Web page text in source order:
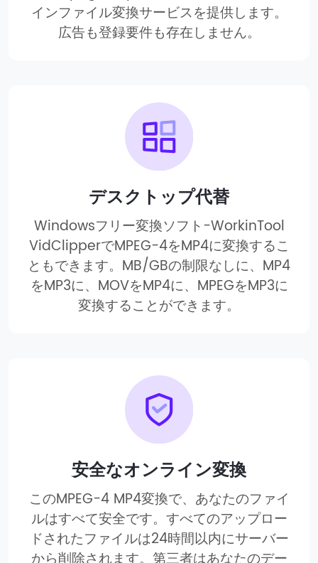
インファイル変換サービスを提供します。
広告も登録要件も存在しません。
デスクトップ代替
Windowsフリー変換ソフト-WorkinTool
VidClipperでMPEG-4をMP4に変換するこ
ともできます。MB/GBの制限なしに、MP4
をMP3に、MOVをMP4に、MPEGをMP3に
変換することができます。
安全なオンライン変換
このMPEG-4 MP4変換で、あなたのファイ
ルはすべて安全です。すべてのアップロー
ドされたファイルは24時間以内にサーバー